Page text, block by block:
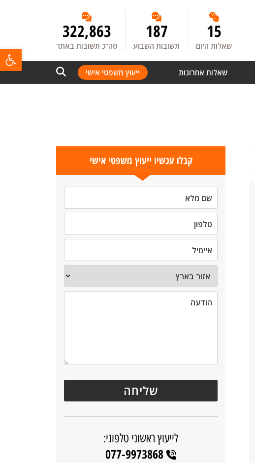
15
שאלות היום
187
תשובות השבוע
322,863
סה”כ תשובות באתר
שאלות אחרונות ייעוץ משפטי אישי
קבלו עכשיו ייעוץ משפטי אישי
לייעוץ ראשוני טלפוני:
077-9973868